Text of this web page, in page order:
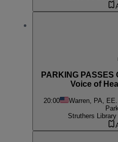
PARKING
Voice of
20:00 Warren, PA, EE.
Struthers